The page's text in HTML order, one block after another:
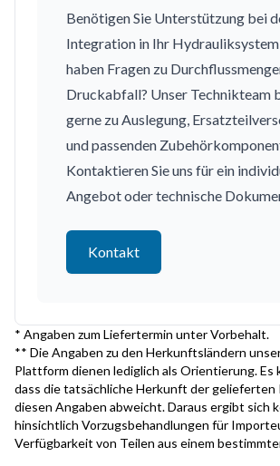
Benötigen Sie Unterstützung bei
Integration in Ihr
haben Fragen zu
Druckabfall? Unser Technikteam
gerne zu Auslegung,
und passenden
Kontaktieren Sie uns für ein
Angebot oder technische
Kontakt
* Angaben zum Liefertermin unter Vorbehalt.
** Die Angaben zu den Herkunftsländern
Plattform dienen lediglich als Orientierung. Es
dass die tatsächliche Herkunft der gelieferten
diesen Angaben abweicht. Daraus ergibt sich
hinsichtlich Vorzugsbehandlungen für
Verfügbarkeit von Teilen aus einem